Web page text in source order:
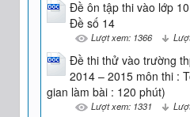
Đề ôn tập thi vào lớp
Đề số 14
Lượt xem: 1366
Đề thi thử vào trường
2014 – 2015 môn thi :
gian làm bài : 120 phút)
Lượt xem: 1331